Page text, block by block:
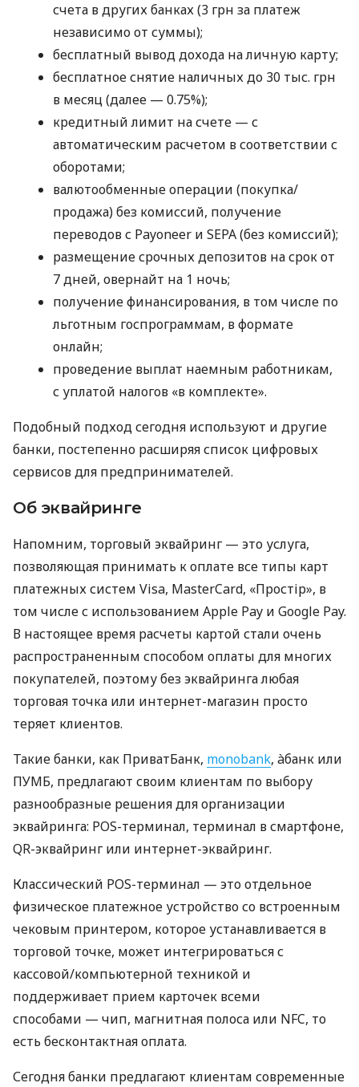
счета в других банках (3 грн за платеж
независимо от суммы);
бесплатный вывод дохода на личную карту;
бесплатное снятие наличных до 30 тыс. грн
в месяц (далее — 0.75%);
кредитный лимит на счете — с
автоматическим расчетом в соответствии с
оборотами;
валютообменные операции (покупка/
продажа) без комиссий, получение
переводов с Payoneer и SEPA (без комиссий);
размещение срочных депозитов на срок от
7 дней, овернайт на 1 ночь;
получение финансирования, в том числе по
льготным госпрограммам, в формате
онлайн;
проведение выплат наемным работникам,
с уплатой налогов «в комплекте».
Подобный подход сегодня используют и другие
банки, постепенно расширяя список цифровых
сервисов для предпринимателей.
Об эквайринге
Напомним, торговый эквайринг — это услуга,
позволяющая принимать к оплате все типы карт
платежных систем Visa, MasterCard, «Простір», в
том числе с использованием Apple Pay и Google Pay.
В настоящее время расчеты картой стали очень
распространенным способом оплаты для многих
покупателей, поэтому без эквайринга любая
торговая точка или интернет-магазин просто
теряет клиентов.
Такие банки, как ПриватБанк, monobank, àбанк или
ПУМБ, предлагают своим клиентам по выбору
разнообразные решения для организации
эквайринга: POS-терминал, терминал в смартфоне,
QR-эквайринг или интернет-эквайринг.
Классический POS-терминал — это отдельное
физическое платежное устройство со встроенным
чековым принтером, которое устанавливается в
торговой точке, может интегрироваться с
кассовой/компьютерной техникой и
поддерживает прием карточек всеми
способами — чип, магнитная полоса или NFC, то
есть бесконтактная оплата.
Сегодня банки предлагают клиентам современные